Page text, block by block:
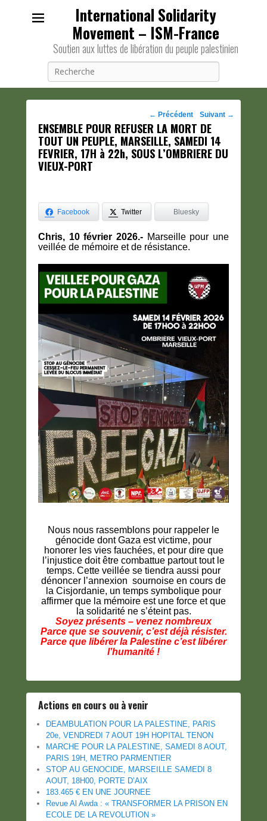
International Solidarity
Movement – ISM-France
Soutien aux luttes de libération du peuple palestinien
Navigation
des
posts
← Précédent Suivant →
ENSEMBLE POUR REFUSER LA MORT DE
TOUT UN PEUPLE, MARSEILLE, SAMEDI 14
FEVRIER, 17H à 22h, SOUS L’OMBRIERE DU
VIEUX-PORT
Facebook Twitter Bluesky
Chris, 10 février 2026.- Marseille pour une
veillée de mémoire et de résistance.
Nous nous rassemblons pour rappeler le
génocide dont Gaza est victime, pour
honorer les vies fauchées, et pour dire que
l’injustice doit être combattue partout tout le
temps. Cette veillée se tiendra aussi pour
dénoncer l’annexion sournoise en cours de
la Cisjordanie, un temps symbolique pour
affirmer que la mémoire est une force et que
la solidarité ne s’éteint pas.
Soyez présents – venez nombreux
Parce que se souvenir, c’est déjà résister.
Parce que libérer la Palestine c’est libérer
l’humanité !
Actions en cours ou à venir
DEAMBULATION POUR LA PALESTINE, PARIS
20e, VENDREDI 7 AOUT 19H HOPITAL TENON
MARCHE POUR LA PALESTINE, SAMEDI 8 AOUT,
PARIS 19H, METRO PARMENTIER
STOP AU GENOCIDE, MARSEILLE SAMEDI 8
AOUT, 18H00, PORTE D’AIX
183.465 € EN UNE JOURNEE
Revue Al Awda : « TRANSFORMER LA PRISON EN
ECOLE DE LA REVOLUTION »